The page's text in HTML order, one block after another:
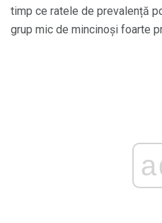
timp ce ratele de prevalență
grup mic de mincinoși foarte